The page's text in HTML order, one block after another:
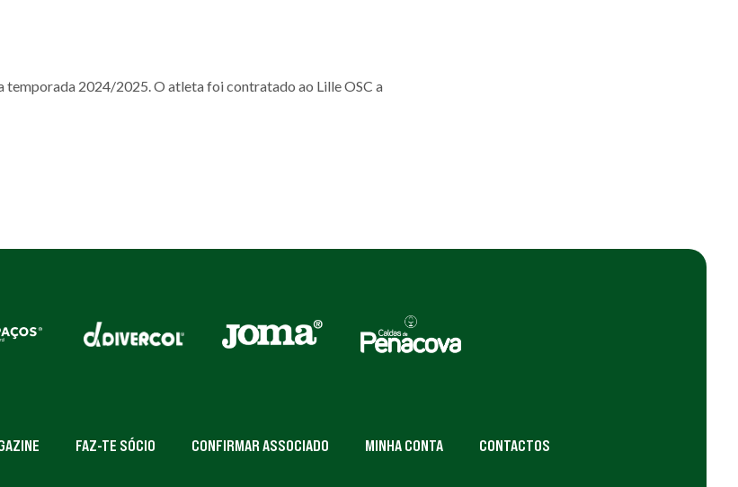
temporada 2024/2025. O atleta foi contratado ao Lille OSC a
FAZ-TE SÓCIO CONFIRMAR ASSOCIADO MINHA CONTA CONTACTOS